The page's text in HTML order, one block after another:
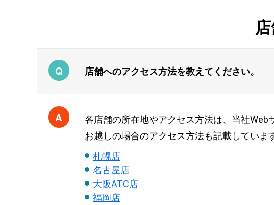
店舗へのアクセス方法を教えてください。
各店舗の所在地やアクセス方法は、当社Web
お越しの場合のアクセス方法も記載していま
札幌店
名古屋店
大阪ATC店
福岡店